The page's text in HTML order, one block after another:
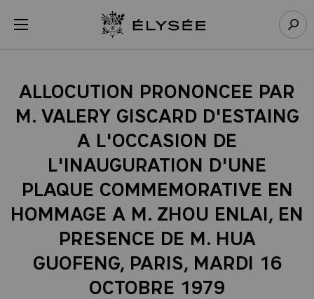
menu Retour à l’accueil Élysée
ALLOCUTION PRONONCEE PAR
M. VALERY GISCARD D'ESTAING
A L'OCCASION DE
L'INAUGURATION D'UNE
PLAQUE COMMEMORATIVE EN
HOMMAGE A M. ZHOU ENLAI, EN
PRESENCE DE M. HUA
GUOFENG, PARIS, MARDI 16
OCTOBRE 1979
Panneau de gestion des cookies